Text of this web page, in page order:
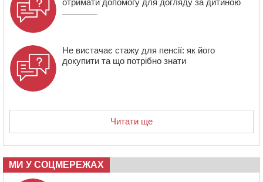
отримати допомогу для догляду за дитиною
Не вистачає стажу для пенсії: як його
докупити та що потрібно знати
Читати ще
МИ У СОЦМЕРЕЖАХ